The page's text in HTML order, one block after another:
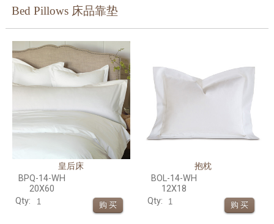
Bed Pillows 床品靠垫
皇后床
BPQ-14-WH
20X60
Qty:
抱枕
BOL-14-WH
12X18
Qty: